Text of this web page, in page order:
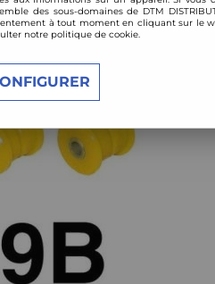
des sous-domaines de DTM
à tout moment en cliquant sur le
notre politique de cookie.